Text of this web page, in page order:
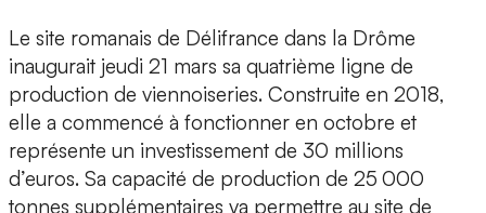
Le site romanais de Délifrance dans la Drôme
inaugurait jeudi 21 mars sa quatrième ligne de
production de viennoiseries. Construite en 2018,
elle a commencé à fonctionner en octobre et
représente un investissement de 30 millions
d’euros. Sa capacité de production de 25 000
tonnes supplémentaires va permettre au site de